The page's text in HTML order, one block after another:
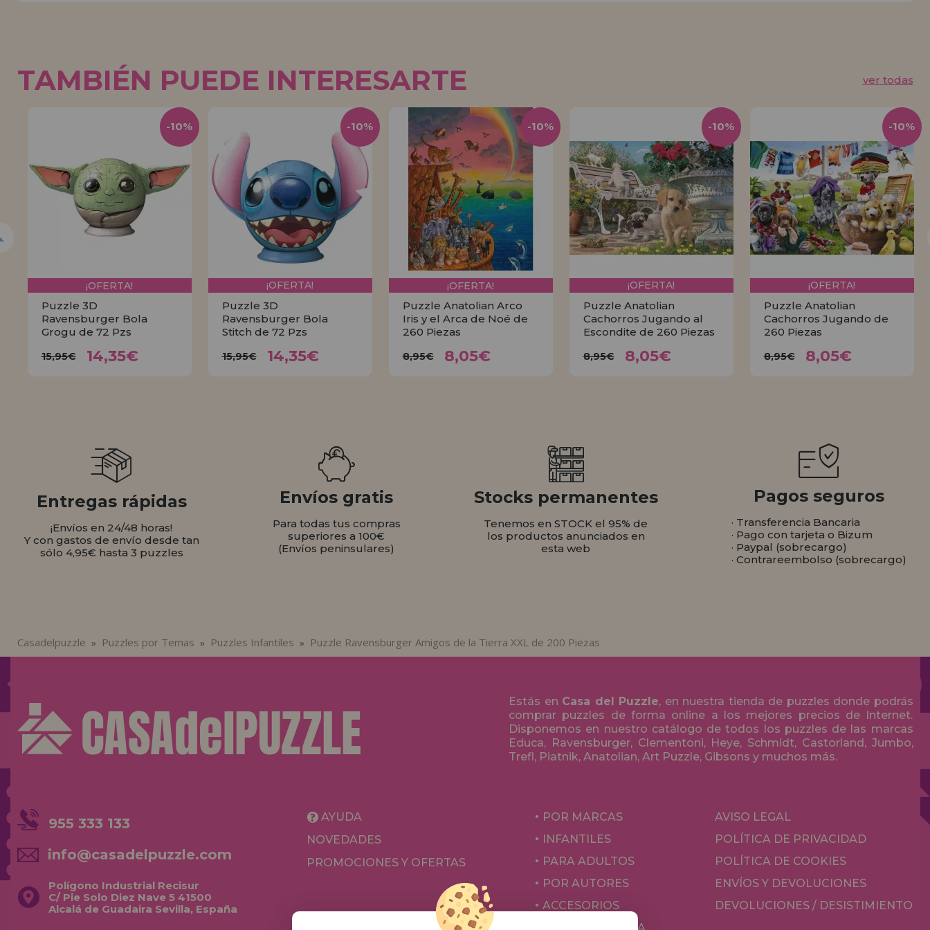
TAMBIÉN PUEDE INTERESARTE ver todas
¡OFERTA!
Puzzle 3D
Ravensburger Bola
Grogu de 72 Pzs
15,95€ 14,35€
-10%
¡OFERTA!
Puzzle 3D
Ravensburger Bola
Stitch de 72 Pzs
15,95€ 14,35€
-10%
¡OFERTA!
Puzzle Anatolian Arco
Iris y el Arca de Noé de
260 Piezas
8,95€ 8,05€
-10%
¡OFERTA!
Puzzle Anatolian
Cachorros Jugando al
Escondite de 260 Piezas
8,95€ 8,05€
-10%
¡OFERTA!
Puzzle Anatolian
Cachorros Jugando de
260 Piezas
8,95€ 8,05€
-10%
Entregas rápidas
¡Envíos en 24/48 horas!
Y con gastos de envío desde tan
sólo 4,95€ hasta 3 puzzles
Envíos gratis
Para todas tus compras
superiores a 100€
(Envíos peninsulares)
Stocks permanentes
Tenemos en STOCK el 95% de
los productos anunciados en
esta web
Pagos seguros
· Transferencia Bancaria
· Pago con tarjeta o Bizum
· Paypal (sobrecargo)
· Contrareembolso (sobrecargo)
Casadelpuzzle » Puzzles por Temas » Puzzles Infantiles » Puzzle Ravensburger Amigos de la Tierra XXL de 200 Piezas
Estás en Casa del Puzzle, en nuestra tienda de puzzles donde podrás
comprar puzzles de forma online a los mejores precios de Internet.
Disponemos en nuestro catálogo de todos los puzzles de las marcas
Educa, Ravensburger, Clementoni, Heye, Schmidt, Castorland, Jumbo,
Trefl, Piatnik, Anatolian, Art Puzzle, Gibsons y muchos más.
955 333 133
info@casadelpuzzle.com
Polígono Industrial Recisur
C/ Pie Solo Diez Nave 5 41500
Alcalá de Guadaira Sevilla, España
AYUDA
NOVEDADES
PROMOCIONES Y OFERTAS
POR MARCAS
INFANTILES
PARA ADULTOS
POR AUTORES
ACCESORIOS
JUEGOS DE MESA
AVISO LEGAL
POLÍTICA DE PRIVACIDAD
POLÍTICA DE COOKIES
ENVÍOS Y DEVOLUCIONES
DEVOLUCIONES / DESISTIMIENTO